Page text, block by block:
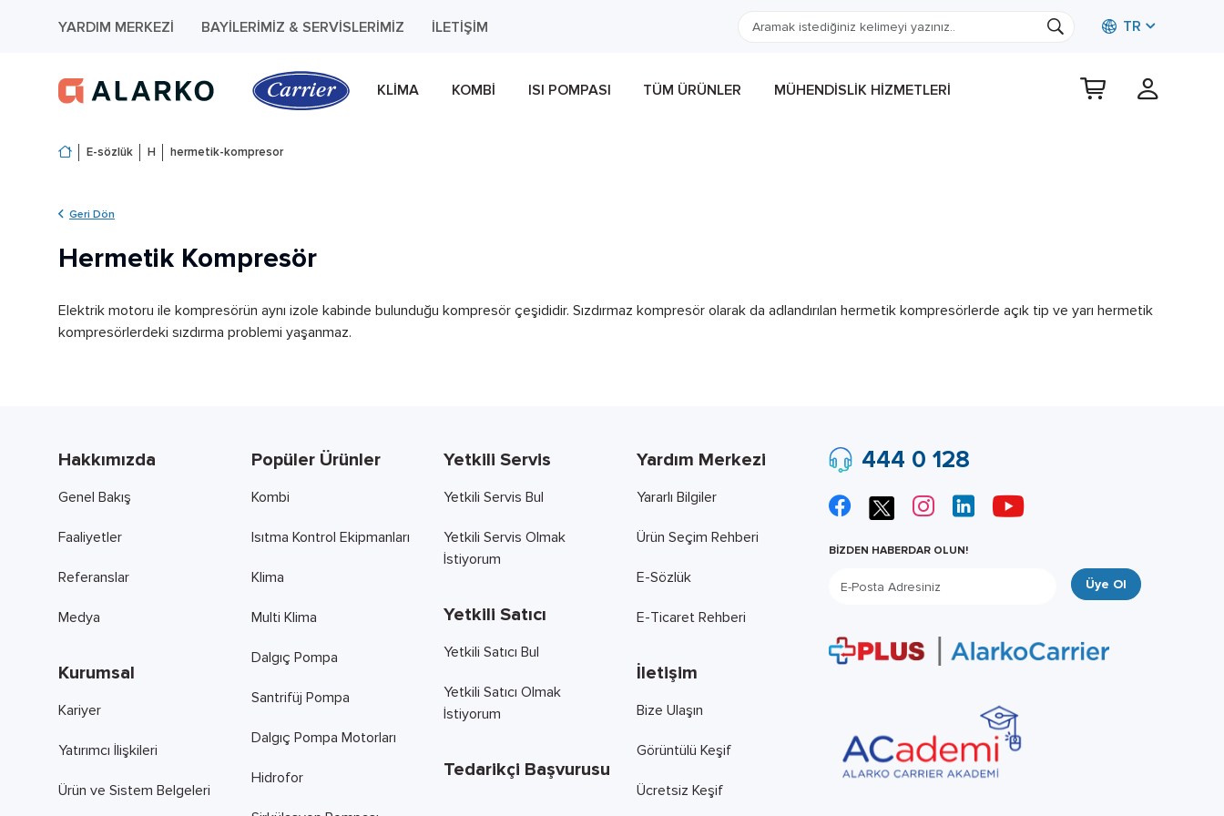
YARDIM MERKEZI BAYILERIMIZ & SERVISLERIMIZ İLETIŞIM TR
KLIMA KOMBI ISI POMPASI TÜM ÜRÜNLER MÜHENDISLIK HIZMETLERI
E-sözlük H hermetik-kompresor
Geri Dön
Hermetik Kompresör
Elektrik motoru ile kompresörün aynı izole kabinde bulunduğu kompresör çeşididir. Sızdırmaz kompresör olarak da adlandırılan hermetik kompresörlerde açık tip ve yarı hermetik
kompresörlerdeki sızdırma problemi yaşanmaz.
Hakkımızda
Genel Bakış
Faaliyetler
Referanslar
Medya
Kurumsal
Kariyer
Yatırımcı İlişkileri
Ürün ve Sistem Belgeleri
Popüler Ürünler
Kombi
Isıtma Kontrol Ekipmanları
Klima
Multi Klima
Dalgıç Pompa
Santrifüj Pompa
Dalgıç Pompa Motorları
Hidrofor
Yetkili Servis
Yetkili Servis Bul
Yetkili Servis Olmak
İstiyorum
Yetkili Satıcı
Yetkili Satıcı Bul
Yetkili Satıcı Olmak
İstiyorum
Tedarikçi Başvurusu
Yardım Merkezi
Yararlı Bilgiler
Ürün Seçim Rehberi
E-Sözlük
E-Ticaret Rehberi
İletişim
Bize Ulaşın
Görüntülü Keşif
Ücretsiz Keşif
444 0 128
BİZDEN HABERDAR OLUN!
Üye Ol